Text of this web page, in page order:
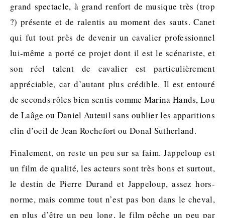
grand spectacle, à grand renfort de musique très (trop
?) présente et de ralentis au moment des sauts. Canet
qui fut tout près de devenir un cavalier professionnel
lui-même a porté ce projet dont il est le scénariste, et
son réel talent de cavalier est particulièrement
appréciable, car d’autant plus crédible. Il est entouré
de seconds rôles bien sentis comme Marina Hands, Lou
de Laâge ou Daniel Auteuil sans oublier les apparitions
clin d’oeil de Jean Rochefort ou Donal Sutherland.
Finalement, on reste un peu sur sa faim. Jappeloup est
un film de qualité, les acteurs sont très bons et surtout,
le destin de Pierre Durand et Jappeloup, assez hors-
norme, mais comme tout n’est pas bon dans le cheval,
en plus d’être un peu long, le film pêche un peu par